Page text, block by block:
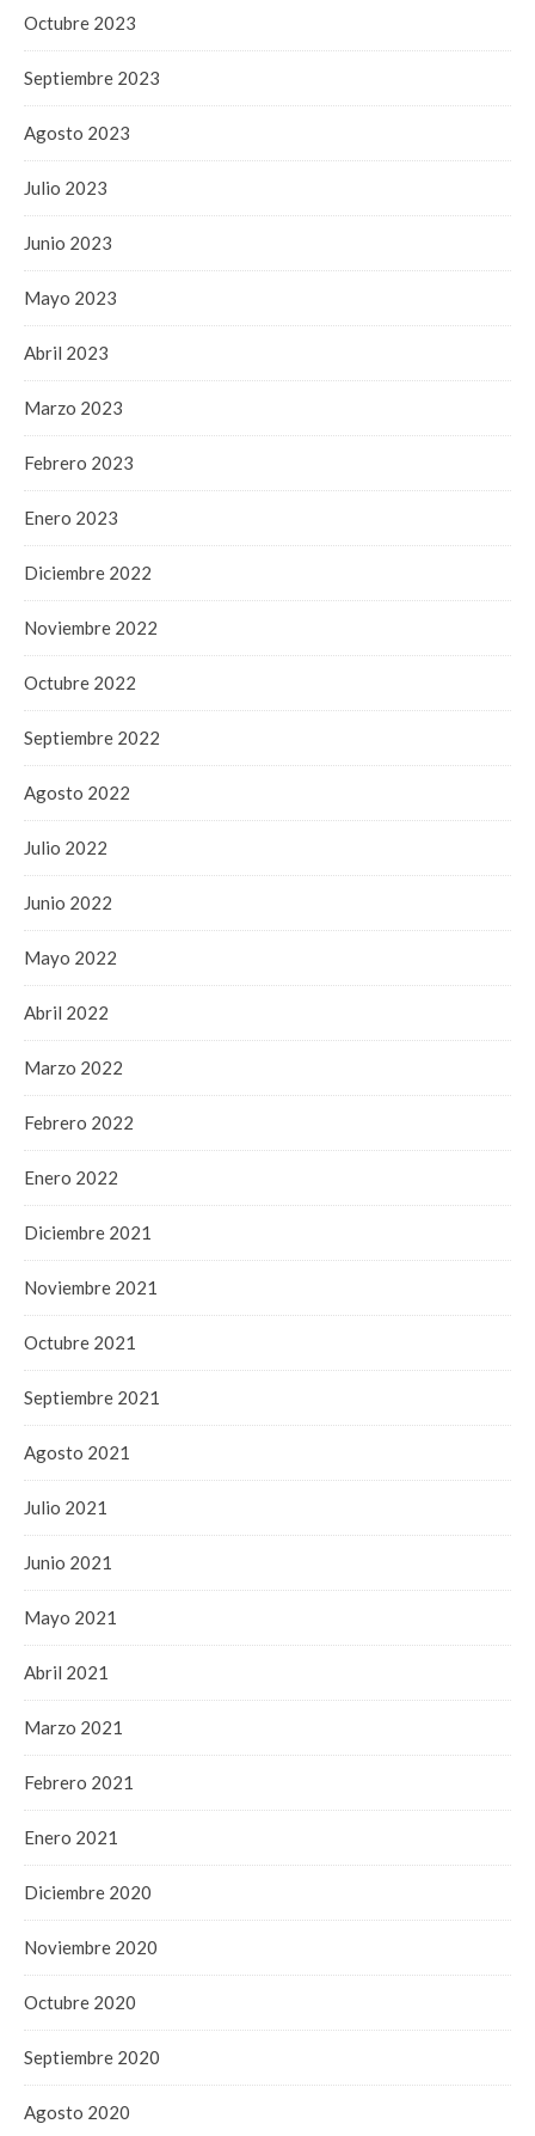
Octubre 2023
Septiembre 2023
Agosto 2023
Julio 2023
Junio 2023
Mayo 2023
Abril 2023
Marzo 2023
Febrero 2023
Enero 2023
Diciembre 2022
Noviembre 2022
Octubre 2022
Septiembre 2022
Agosto 2022
Julio 2022
Junio 2022
Mayo 2022
Abril 2022
Marzo 2022
Febrero 2022
Enero 2022
Diciembre 2021
Noviembre 2021
Octubre 2021
Septiembre 2021
Agosto 2021
Julio 2021
Junio 2021
Mayo 2021
Abril 2021
Marzo 2021
Febrero 2021
Enero 2021
Diciembre 2020
Noviembre 2020
Octubre 2020
Septiembre 2020
Agosto 2020